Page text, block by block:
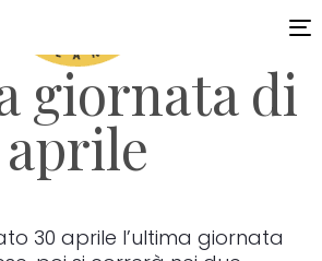
giornata di
aprile
30 aprile l’ultima giornata